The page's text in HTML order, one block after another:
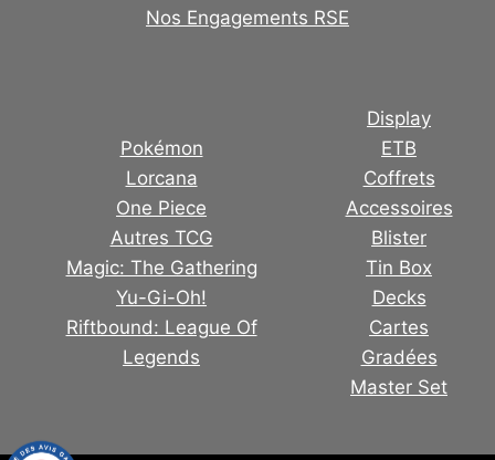
Nos Engagements RSE
Pokémon
Lorcana
One Piece
Autres TCG
Magic: The Gathering
Yu-Gi-Oh!
Riftbound: League Of
Legends
Display
ETB
Coffrets
Accessoires
Blister
Tin Box
Decks
Cartes
Gradées
Master Set